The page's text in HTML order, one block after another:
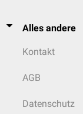
Alles andere
Kontakt
AGB
Datenschutz